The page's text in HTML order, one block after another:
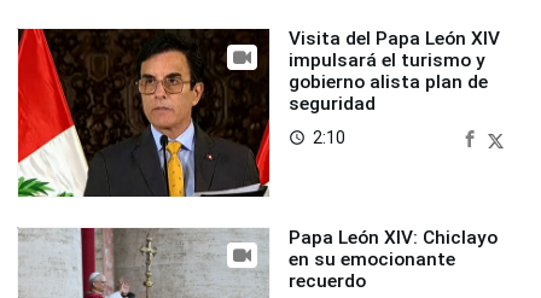
Visita del Papa León XIV
impulsará el turismo y
gobierno alista plan de
seguridad
access_time 2:10
Papa León XIV: Chiclayo
en su emocionante
recuerdo